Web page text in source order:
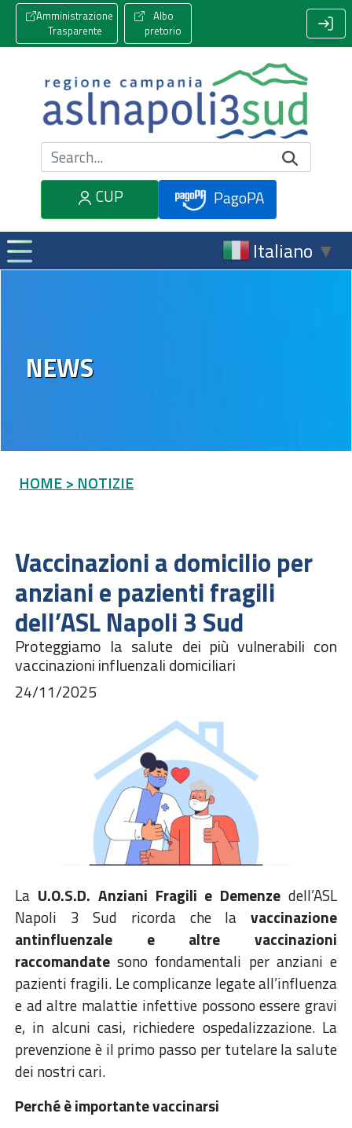
Amministrazione
Trasparente
Albo
pretorio
Cerca nel sito
CUP
PagoPA
Italiano ▼
NEWS
HOME > NOTIZIE
Vaccinazioni a domicilio per
anziani e pazienti fragili
dell’ASL Napoli 3 Sud
Proteggiamo la salute dei più vulnerabili con
vaccinazioni influenzali domiciliari
24/11/2025
La U.O.S.D. Anziani Fragili e Demenze dell’ASL
Napoli 3 Sud ricorda che la vaccinazione
antinfluenzale e altre vaccinazioni
raccomandate sono fondamentali per anziani e
pazienti fragili. Le complicanze legate all’influenza
e ad altre malattie infettive possono essere gravi
e, in alcuni casi, richiedere ospedalizzazione. La
prevenzione è il primo passo per tutelare la salute
dei nostri cari.
Perché è importante vaccinarsi